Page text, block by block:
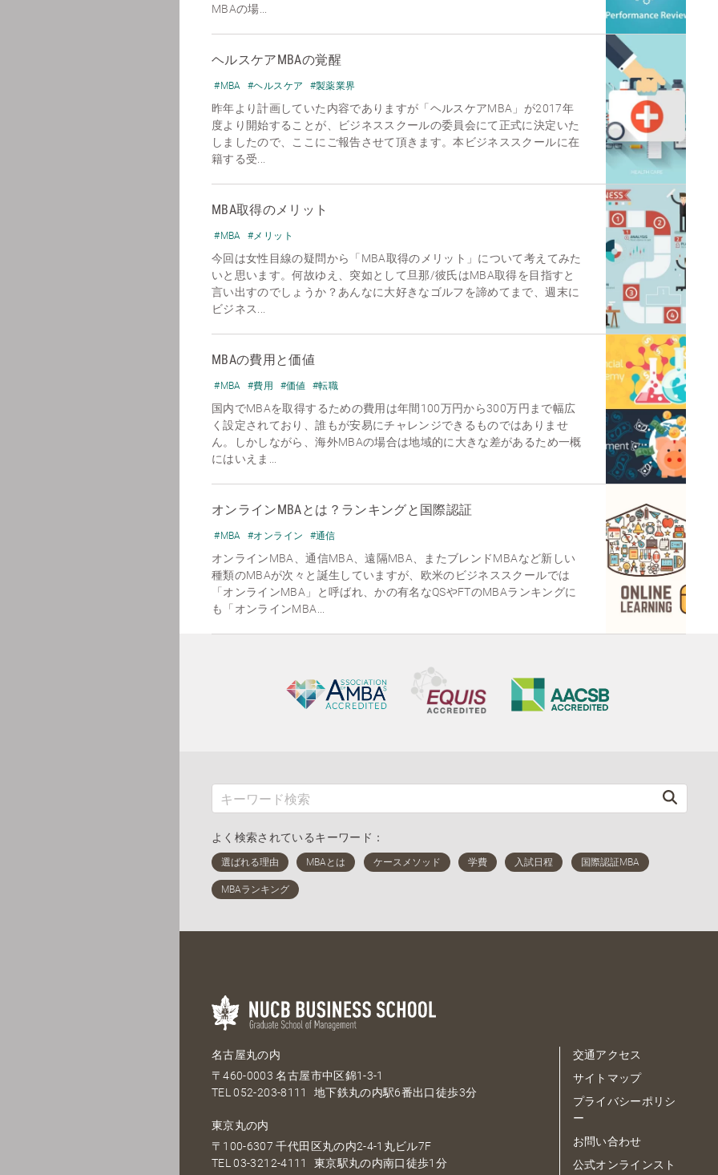
MBAの場...
ヘルスケアMBAの覚醒
#MBA #ヘルスケア #製薬業界
昨年より計画していた内容でありますが「ヘルスケアMBA」が2017年
度より開始することが、ビジネススクールの委員会にて正式に決定いた
しましたので、ここにご報告させて頂きます。本ビジネススクールに在
籍する受...
MBA取得のメリット
#MBA #メリット
今回は女性目線の疑問から「MBA取得のメリット」について考えてみた
いと思います。何故ゆえ、突如として旦那/彼氏はMBA取得を目指すと
言い出すのでしょうか？あんなに大好きなゴルフを諦めてまで、週末に
ビジネス...
MBAの費用と価値
#MBA #費用 #価値 #転職
国内でMBAを取得するための費用は年間100万円から300万円まで幅広
く設定されており、誰もが安易にチャレンジできるものではありませ
ん。しかしながら、海外MBAの場合は地域的に大きな差があるため一概
にはいえま...
オンラインMBAとは？ランキングと国際認証
#MBA #オンライン #通信
オンラインMBA、通信MBA、遠隔MBA、またブレンドMBAなど新しい
種類のMBAが次々と誕生していますが、欧米のビジネススクールでは
「オンラインMBA」と呼ばれ、かの有名なQSやFTのMBAランキングに
も「オンラインMBA...
よく検索されているキーワード：
名古屋丸の内
〒460-0003 名古屋市中区錦1-3-1
TEL052-203-8111 地下鉄丸の内駅6番出口徒歩3分
東京丸の内
〒100-6307 千代田区丸の内2-4-1丸ビル7F
TEL03-3212-4111 東京駅丸の内南口徒歩1分
交通アクセス
サイトマップ
プライバシーポリシ
ー
お問い合わせ
公式オンラインスト